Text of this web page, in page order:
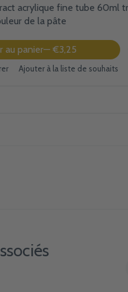
acrylique fine tube 60ml
de la pâte
au panier — €3,25
Ajouter à la liste de souhaits